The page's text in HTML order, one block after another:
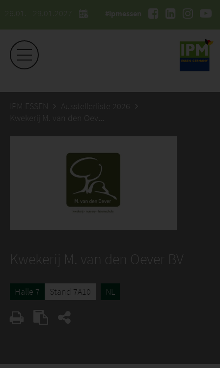
26.01. - 29.01.2027 #ipmessen
IPM ESSEN
Ausstellerliste 2026
Kwekerij M. van den Oever BV
Kwekerij M. van den Oever BV
Halle 7 Stand 7A10 NL